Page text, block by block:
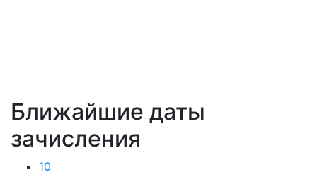
Ближайшие даты
зачисления
10